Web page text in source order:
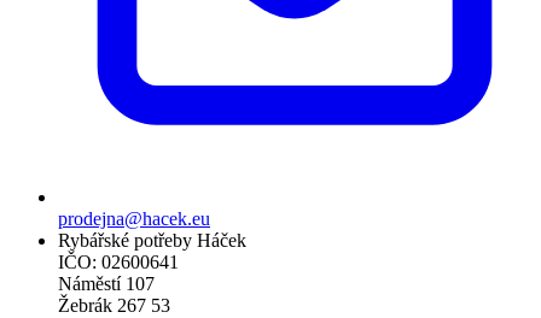
prodejna@hacek.eu
Rybářské potřeby Háček
IČO: 02600641
Náměstí 107
Žebrák 267 53